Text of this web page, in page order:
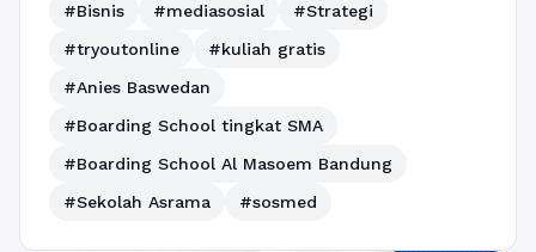
#Bisnis #mediasosial
#Strategi
#tryoutonline
#kuliah gratis
#Anies Baswedan
#Boarding School tingkat SMA
#Boarding School Al Masoem Bandung
#Sekolah Asrama
#sosmed